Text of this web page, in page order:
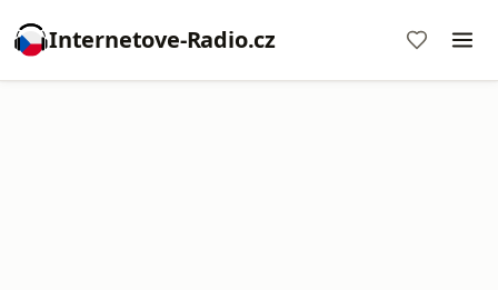
Internetove-Radio.cz